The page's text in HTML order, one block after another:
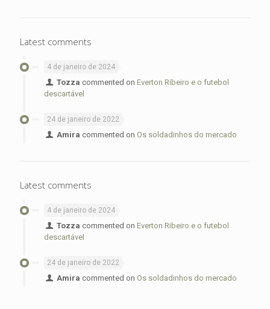
Latest comments
4 de janeiro de 2024
Tozza commented onEverton Ribeiro e o futebol
descartável
24 de janeiro de 2022
Amira commented onOs soldadinhos do mercado
Latest comments
4 de janeiro de 2024
Tozza commented onEverton Ribeiro e o futebol
descartável
24 de janeiro de 2022
Amira commented onOs soldadinhos do mercado